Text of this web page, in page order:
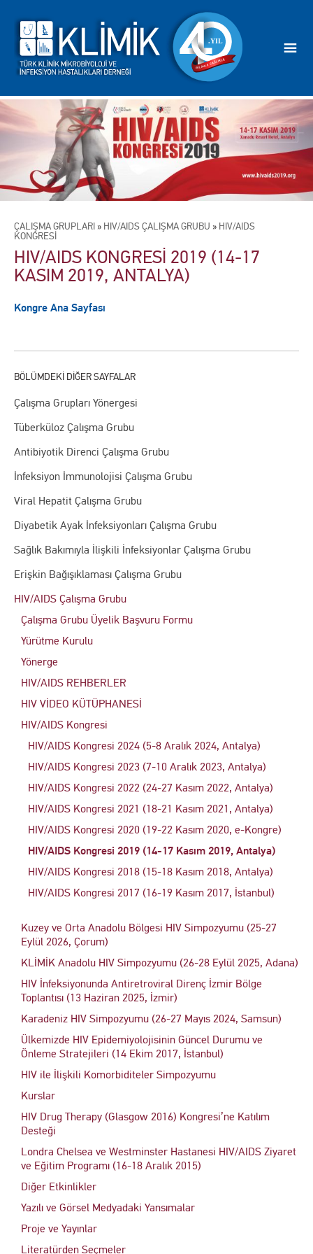
Çalışma Grupları Yönergesi
Tüberküloz Çalışma Grubu
Antibiyotik Direnci Çalışma Grubu
İnfeksiyon İmmunolojisi Çalışma Grubu
Viral Hepatit Çalışma Grubu
Diyabetik Ayak İnfeksiyonları Çalışma Grubu
Sağlık Bakımıyla İlişkili İnfeksiyonlar Çalışma Grubu
Erişkin Bağışıklaması Çalışma Grubu
HIV/AIDS Çalışma Grubu
Çalışma Grubu Üyelik Başvuru Formu
Yürütme Kurulu
Yönerge
HIV/AIDS REHBERLER
HIV VİDEO KÜTÜPHANESİ
HIV/AIDS Kongresi
HIV/AIDS Kongresi 2024 (5-8 Aralık 2024, Antalya)
HIV/AIDS Kongresi 2023 (7-10 Aralık 2023, Antalya)
HIV/AIDS Kongresi 2022 (24-27 Kasım 2022, Antalya)
HIV/AIDS Kongresi 2021 (18-21 Kasım 2021, Antalya)
HIV/AIDS Kongresi 2020 (19-22 Kasım 2020, e-Kongre)
HIV/AIDS Kongresi 2019 (14-17 Kasım 2019, Antalya)
HIV/AIDS Kongresi 2018 (15-18 Kasım 2018, Antalya)
HIV/AIDS Kongresi 2017 (16-19 Kasım 2017, İstanbul)
Kuzey ve Orta Anadolu Bölgesi HIV Simpozyumu (25-27
Eylül 2026, Çorum)
KLİMİK Anadolu HIV Simpozyumu (26-28 Eylül 2025, Adana)
HIV İnfeksiyonunda Antiretroviral Direnç İzmir Bölge
Toplantısı (13 Haziran 2025, İzmir)
Karadeniz HIV Simpozyumu (26-27 Mayıs 2024, Samsun)
Ülkemizde HIV Epidemiyolojisinin Güncel Durumu ve
Önleme Stratejileri (14 Ekim 2017, İstanbul)
HIV ile İlişkili Komorbiditeler Simpozyumu
Kurslar
HIV Drug Therapy (Glasgow 2016) Kongresi’ne Katılım
Desteği
Londra Chelsea ve Westminster Hastanesi HIV/AIDS Ziyaret
ve Eğitim Programı (16-18 Aralık 2015)
Diğer Etkinlikler
Yazılı ve Görsel Medyadaki Yansımalar
Proje ve Yayınlar
Literatürden Seçmeler
ÇALIŞMA GRUPLARI » HIV/AIDS ÇALIŞMA GRUBU » HIV/AIDS
KONGRESİ
HIV/AIDS KONGRESİ 2019 (14-17
KASIM 2019, ANTALYA)
Kongre Ana Sayfası